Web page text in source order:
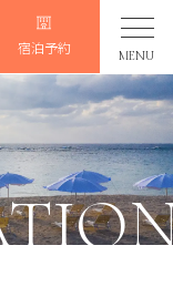
宿泊予約 MENU